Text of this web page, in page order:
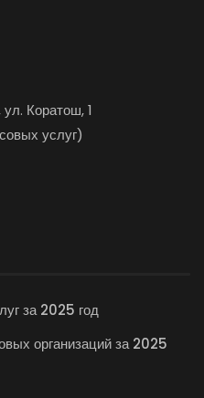
Коратош, 1
услуг)
за 2025 год
организаций за 2025